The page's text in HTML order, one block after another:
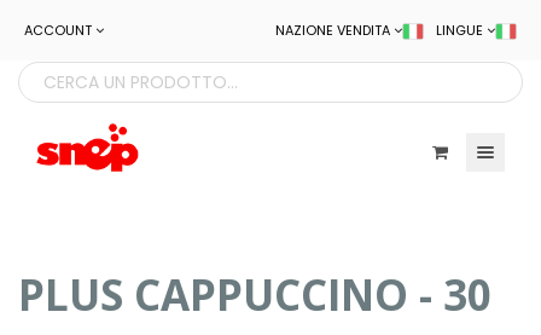
ACCOUNT LINGUE
NAZIONE VENDITA
PLUS CAPPUCCINO - 30